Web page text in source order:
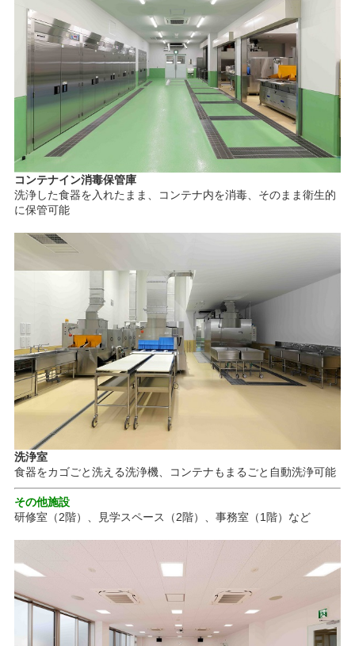
コンテナイン消毒保管庫
洗浄した食器を入れたまま、コンテナ内を消毒、そのまま衛生的
に保管可能
洗浄室
食器をカゴごと洗える洗浄機、コンテナもまるごと自動洗浄可能
その他施設
研修室（2階）、見学スペース（2階）、事務室（1階）など